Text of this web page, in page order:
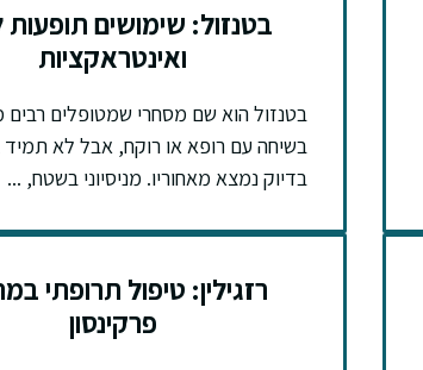
בטנזול: שימושים תופעות
ואינטראקציות
בטנזול הוא שם מסחרי שמטופלים רבים
בשיחה עם רופא או רוקח, אבל לא תמיד
בדיוק נמצא מאחוריו. מניסיוני בשטח, ...
רזגילין: טיפול תרופתי
פרקינסון